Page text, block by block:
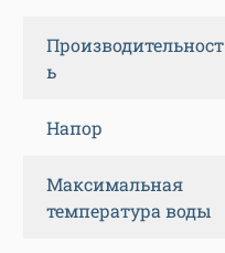
Производительност
ь
Напор
Максимальная
температура воды